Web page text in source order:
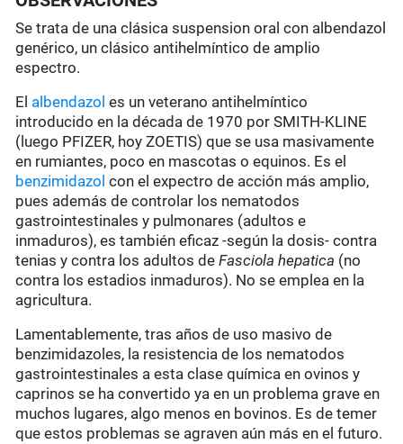
Se trata de una clásica suspension oral con albendazol
genérico, un clásico antihelmíntico de amplio
espectro.
El albendazol es un veterano antihelmíntico
introducido en la década de 1970 por SMITH-KLINE
(luego PFIZER, hoy ZOETIS) que se usa masivamente
en rumiantes, poco en mascotas o equinos. Es el
benzimidazol con el expectro de acción más amplio,
pues además de controlar los nematodos
gastrointestinales y pulmonares (adultos e
inmaduros), es también eficaz -según la dosis- contra
tenias y contra los adultos deFasciola hepatica (no
contra los estadios inmaduros). No se emplea en la
agricultura.
Lamentablemente, tras años de uso masivo de
benzimidazoles, la resistencia de los nematodos
gastrointestinales a esta clase química en ovinos y
caprinos se ha convertido ya en un problema grave en
muchos lugares, algo menos en bovinos. Es de temer
que estos problemas se agraven aún más en el futuro.